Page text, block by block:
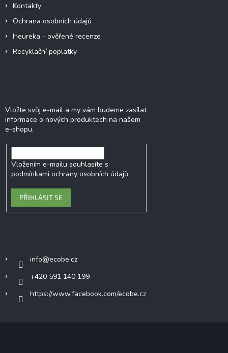
Kontakty
Ochrana osobních údajů
Heureka - ověřené recenze
Recyklační poplatky
Vložte svůj e-mail a my vám budeme zasílat
informace o nových produktech na našem
e-shopu.
Vložením e-mailu souhlasíte s
podmínkami ochrany osobních údajů
PŘIHLÁSIT SE
info@ecobe.cz
+420 591 140 199
https://www.facebook.com/ecobe.cz